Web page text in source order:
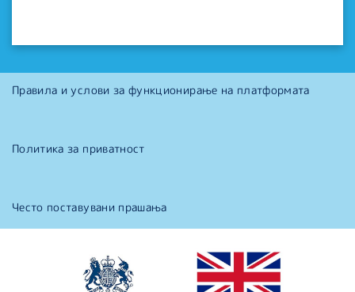
Правила и услови за функционирање на платформата
Политика за приватност
Често поставувани прашања